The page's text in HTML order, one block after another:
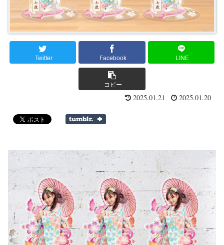
Twitter Facebook LINE
コピー
2025.01.21 2025.01.20